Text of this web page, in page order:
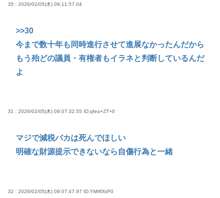
35 : 2026/02/05(木) 09:11:57.04
>>30
今まで数十年も同時進行させて進展なかったんだから
もう殆どの議員・有権者もイラネと判断しているんだ
よ
31 : 2026/02/05(木) 09:07:32.55 ID:qfea+ZT+0
マジで減税バカは死んでほしい
明確な財源提示できないなら自傷行為と一緒
32 : 2026/02/05(木) 09:07:47.97 ID:YMrf0fzP0